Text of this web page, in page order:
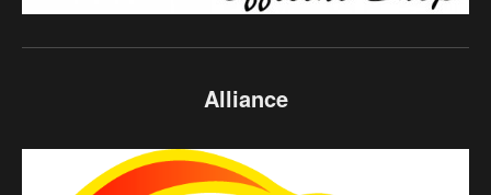
Alliance